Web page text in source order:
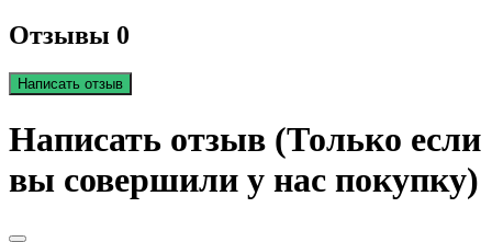
Отзывы 0
Написать отзыв
Написать отзыв (Только если
вы совершили у нас покупку)